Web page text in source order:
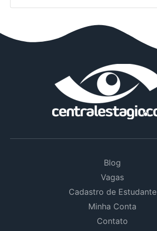
Blog
Vagas
Cadastro de Estudante
Minha Conta
Contato